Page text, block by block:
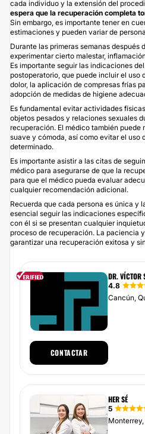
cada individuo y la extensión del
espera que la recuperación completa
Sin embargo, es importante tener en
estimaciones y pueden variar de
Durante las primeras semanas después
experimentar cierto malestar,
Es importante seguir las indicaciones
postoperatorio, que puede incluir el uso
dolor, la aplicación de compresas frías
adopción de medidas de higiene
Es fundamental evitar actividades
objetos pesados y relaciones sexuales
recuperación. El médico también puede
suave y cómoda, así como evitar el uso
determinado.
Es importante asistir a las citas de
médico para asegurarse de que la
para que el médico pueda evaluar
cualquier recomendación adicional.
Recuerda que cada persona es única y
esencial seguir las indicaciones
con él si se presentan cualquier
proceso de recuperación. La paciencia
garantizar una recuperación exitosa y
DR. VÍCTOR
4.8
Cancún,
CONTACTAR
HER SÉ
5